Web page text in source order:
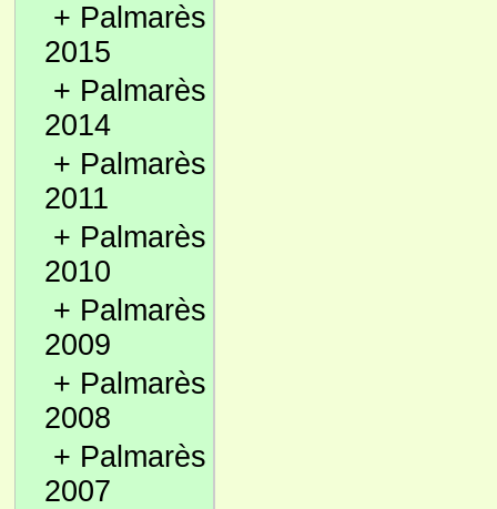
+ Palmarès
2015
+ Palmarès
2014
+ Palmarès
2011
+ Palmarès
2010
+ Palmarès
2009
+ Palmarès
2008
+ Palmarès
2007